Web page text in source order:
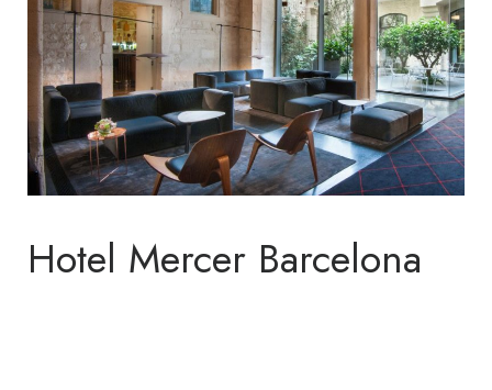
Hotel Mercer Barcelona